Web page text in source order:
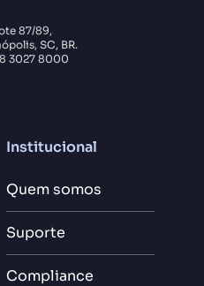
87/89,
SC, BR.
3027 8000
Institucional
Quem somos
Suporte
Compliance